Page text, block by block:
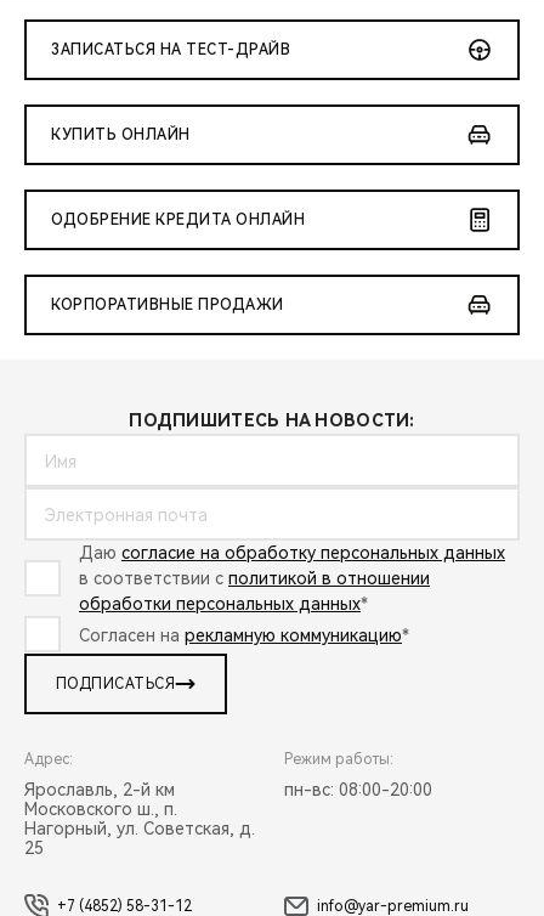
ЗАПИСАТЬСЯ НА ТЕСТ-ДРАЙВ
КУПИТЬ ОНЛАЙН
ОДОБРЕНИЕ КРЕДИТА ОНЛАЙН
КОРПОРАТИВНЫЕ ПРОДАЖИ
ПОДПИШИТЕСЬ НА НОВОСТИ:
Даю согласие на обработку персональных данных
в соответствии с политикой в отношении
обработки персональных данных*
Согласен на рекламную коммуникацию*
ПОДПИСАТЬСЯ
Адрес:
Ярославль, 2-й км
Московского ш., п.
Нагорный, ул. Советская, д.
25
Режим работы:
пн-вс: 08:00-20:00
+7 (4852) 58-31-12 info@yar-premium.ru